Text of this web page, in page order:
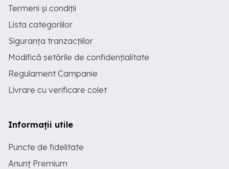
Termeni și condiții
Lista categoriilor
Siguranța tranzacțiilor
Modifică setările de confidențialitate
Regulament Campanie
Livrare cu verificare colet
Informații utile
Puncte de fidelitate
Anunț Premium